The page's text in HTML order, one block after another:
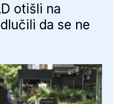
otišli na
da se ne